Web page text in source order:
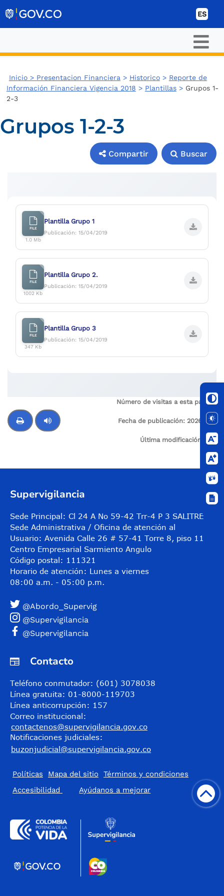
ES
Inicio > Presentacion Financiera > Historico> Reporte de
Información Financiera Vigencia 2018 > Plantillas> Grupos 1-
2-3
Grupos 1-2-3
Compartir Buscar
FILE
1.0 Mb
Plantilla Grupo 1
Publicación: 15/04/2019
FILE
1002 Kb
Plantilla Grupo 2.
Publicación: 15/04/2019
FILE
347 Kb
Plantilla Grupo 3
Publicación: 15/04/2019
Número de visitas a esta página:
2
Fecha de publicación: 2026-03-
Última modificación:
N/A
Supervigilancia
Sede Principal: Cl 24 A No 59-42 Trr-4 P 3 SALITRE
Sede Administrativa / Oficina de atención al
Usuario: Avenida Calle 26 # 57-41 Torre 8, piso 11
Centro Empresarial Sarmiento Angulo
Código postal: 111321
Horario de atención: Lunes a viernes
08:00 a.m. - 05:00 p.m.
@Abordo_Supervig
@Supervigilancia
@Supervigilancia
Contacto
Teléfono conmutador: (601) 3078038
Línea gratuita: 01-8000-119703
Línea anticorrupción: 157
Correo institucional:
contactenos@supervigilancia.gov.co
Notificaciones judiciales:
buzonjudicial@supervigilancia.gov.co
Políticas Mapa del sitio
Términos y condiciones
Accesibilidad
​Ayúdanos a mejorar